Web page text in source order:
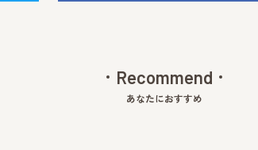
Recommend
あなたにおすすめ